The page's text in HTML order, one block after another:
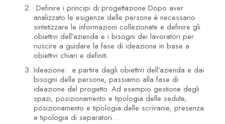
Definire i principi di progettazione Dopo aver
analizzato le esigenze delle persone è necessario
sintetizzare le informazioni collezionate e definire gli
obiettivi dell’azienda e i bisogni dei lavoratori per
riuscire a guidare la fase di ideazione in base a
obiettivi chiari e definiti.
Ideazione: a partire dagli obiettivi dell’azienda e dai
bisogni delle persone, passiamo alla fase di
ideazione del progetto. Ad esempio gestione degli
spazi, posizionamento e tipologia delle sedute,
posizionamento e tipologia delle scrivanie, presenza
e tipologia di separatori…